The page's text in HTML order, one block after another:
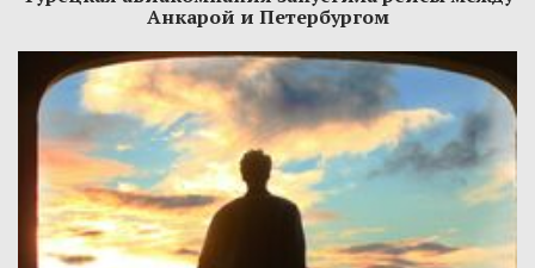
Анкарой и Петербургом